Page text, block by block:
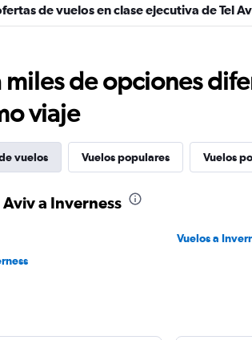
de vuelos en clase ejecutiva de Tel
miles de opciones
viaje
vuelos Vuelos populares Vuelos
Aviv a Inverness
Vuelos a